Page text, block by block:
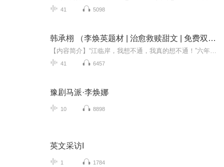
41 5098
韩承栩 （李焕英题材 | 治愈救赎甜文 | 免费双播）
41 6457
豫剧马派·李焕娜
10 8898
英文采访I
1 1784